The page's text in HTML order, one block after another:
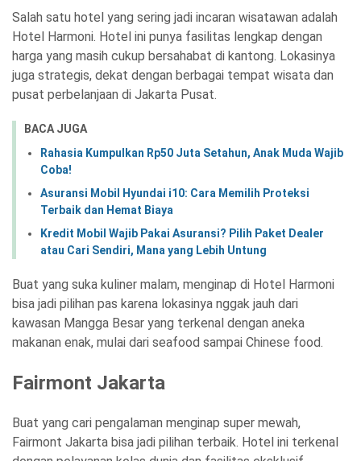
Salah satu hotel yang sering jadi incaran wisatawan adalah
Hotel Harmoni. Hotel ini punya fasilitas lengkap dengan
harga yang masih cukup bersahabat di kantong. Lokasinya
juga strategis, dekat dengan berbagai tempat wisata dan
pusat perbelanjaan di Jakarta Pusat.
BACA JUGA
Rahasia Kumpulkan Rp50 Juta Setahun, Anak Muda Wajib
Coba!
Asuransi Mobil Hyundai i10: Cara Memilih Proteksi
Terbaik dan Hemat Biaya
Kredit Mobil Wajib Pakai Asuransi? Pilih Paket Dealer
atau Cari Sendiri, Mana yang Lebih Untung
Buat yang suka kuliner malam, menginap di Hotel Harmoni
bisa jadi pilihan pas karena lokasinya nggak jauh dari
kawasan Mangga Besar yang terkenal dengan aneka
makanan enak, mulai dari seafood sampai Chinese food.
Fairmont Jakarta
Buat yang cari pengalaman menginap super mewah,
Fairmont Jakarta bisa jadi pilihan terbaik. Hotel ini terkenal